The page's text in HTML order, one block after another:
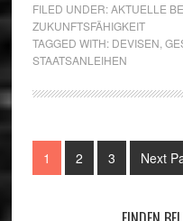
FILED UNDER:AKTUELLE
ZUKUNFTSFÄHIGKEIT
TAGGED WITH: DEVISEN
STAATSANLEIHEN
Go
to
1
Go
to
2
Go
to
3
Go
to
Next